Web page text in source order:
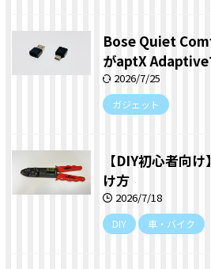
Bose Quiet
がaptX Adaptive
2026/7/25
ガジェット
【DIY初心者向
け方
2026/7/18
DIY 車・バイク